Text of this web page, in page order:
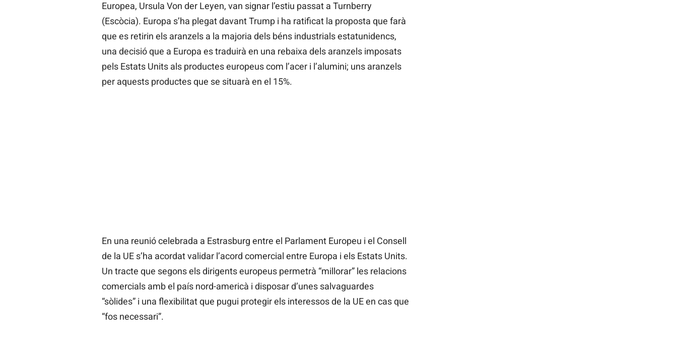
Europea, Ursula Von der Leyen, van signar l’estiu passat a Turnberry
(Escòcia). Europa s’ha plegat davant Trump i ha ratificat la proposta que farà
que es retirin els aranzels a la majoria dels béns industrials estatunidencs,
una decisió que a Europa es traduirà en una rebaixa dels aranzels imposats
pels Estats Units als productes europeus com l’acer i l’alumini; uns aranzels
per aquests productes que se situarà en el 15%.
En una reunió celebrada a Estrasburg entre el Parlament Europeu i el Consell
de la UE s’ha acordat validar l’acord comercial entre Europa i els Estats Units.
Un tracte que segons els dirigents europeus permetrà “millorar” les relacions
comercials amb el país nord-americà i disposar d’unes salvaguardes
“sòlides” i una flexibilitat que pugui protegir els interessos de la UE en cas que
“fos necessari”.